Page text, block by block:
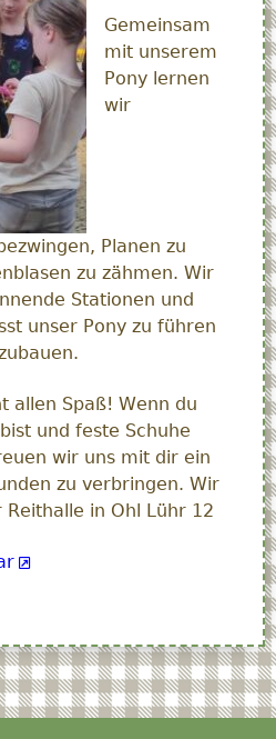
Gemeinsam
mit unserem
Pony lernen
wir
Planen zu
zu zähmen. Wir
Stationen und
unser Pony zu führen
allen Spaß! Wenn du
und feste Schuhe
wir uns mit dir ein
zu verbringen. Wir
in Ohl Lühr 12